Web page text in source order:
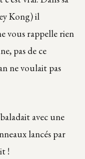
Kong) il
vous rappelle rien
pas de ce
ne voulait pas
avec une
lancés par
!